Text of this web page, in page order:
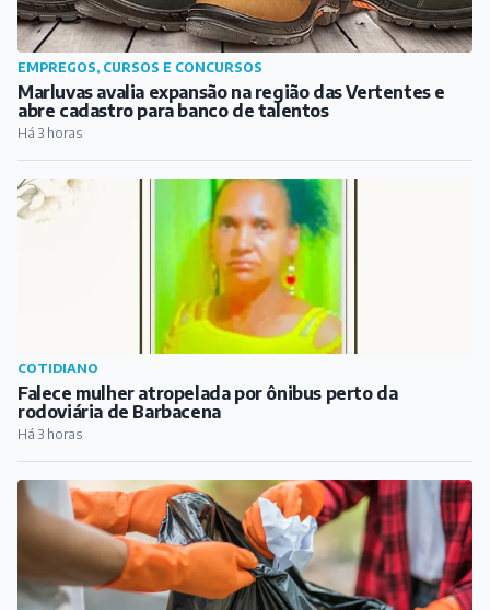
EMPREGOS, CURSOS E CONCURSOS
Marluvas avalia expansão na região das Vertentes e
abre cadastro para banco de talentos
Há 3 horas
COTIDIANO
Falece mulher atropelada por ônibus perto da
rodoviária de Barbacena
Há 3 horas